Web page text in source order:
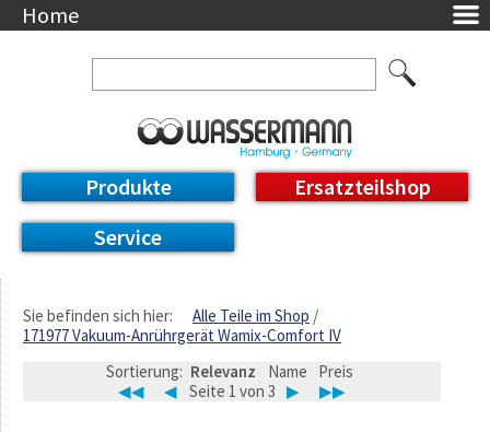
Home
Ansprechpartner
Datenschutzerklärung
Messetermine
Downloads
Feinwerk
DE / EN
Deutsch
English
Produkte
Ersatzteilshop
Service
Sie befinden sich hier:
Alle Teile im Shop
171977 Vakuum-Anrührgerät Wamix-Comfort IV
Sortierung: Relevanz Name
Preis
◀◀
◀ Seite 1 von 3 ▶ ▶▶